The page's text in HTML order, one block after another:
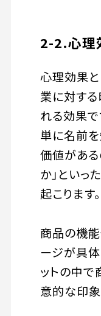
2-2.心理
心理効果と
業に対する
れる効果で
単に名前を
価値がある
か」といっ
起こります。
商品の機能
ージが具
ットの中で
意的な印象